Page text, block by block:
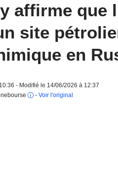
affirme que
site
en
- Modifié le 14/06/2026 à 12:37
- Voir l'original